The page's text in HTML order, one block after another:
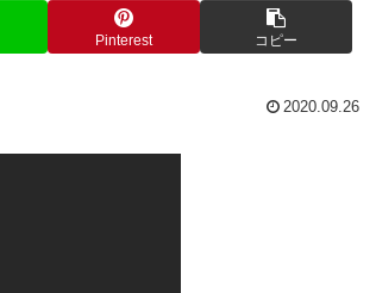
Pinterest コピー
2020.09.26